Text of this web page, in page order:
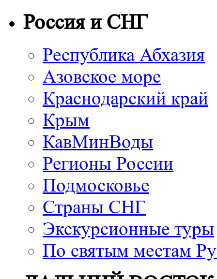
Россия и СНГ
Республика Абхазия
Азовское море
Краснодарский край
Крым
КавМинВоды
Регионы России
Подмосковье
Страны СНГ
Экскурсионные туры
По святым местам